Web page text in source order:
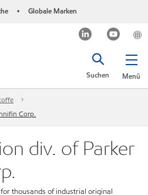
• Globale Marken
Menü
Suchen
Corp.
div. of Parker
thousands of industrial original